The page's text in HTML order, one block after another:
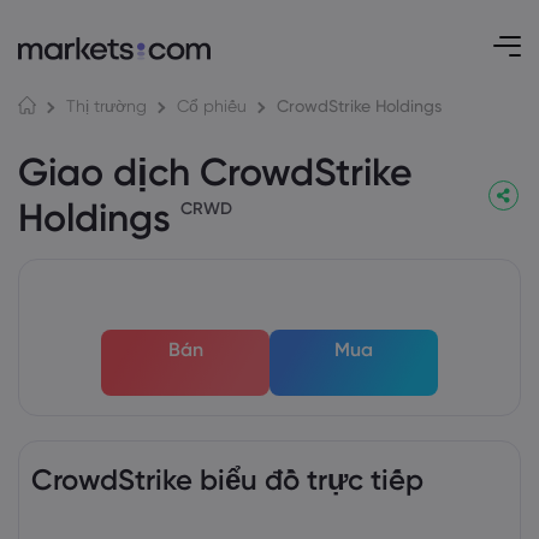
Thị trường Cổ phiếu CrowdStrike Holdings
Giao dịch CrowdStrike
Holdings CRWD
Bán Mua
CrowdStrike biểu đồ trực tiếp